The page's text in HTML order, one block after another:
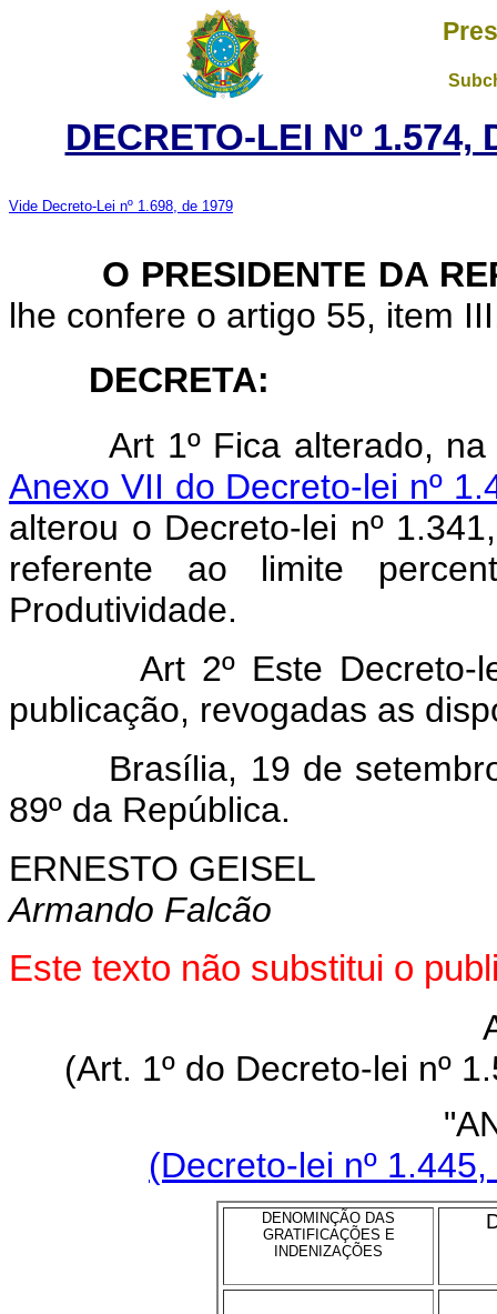
DECRETO-LEI Nº 1.574,
Vide Decreto-Lei nº 1.698, de 1979
O PRESIDENTE DA
lhe confere o artigo 55, item
DECRETA:
Art 1º Fica alterado,
Anexo VII do Decreto-lei nº
alterou o Decreto-lei nº
referente ao limite
Produtividade.
Art 2º Este Decreto-lei
publicação, revogadas as
Brasília, 19 de setembro
89º da República.
ERNESTO GEISEL
Armando Falcão
Este texto não substitui o
(Art. 1º do Decreto-lei nº
(Decreto-lei nº
DENOMINÇÃO DAS
GRATIFICAÇÕES E
INDENIZAÇÕES